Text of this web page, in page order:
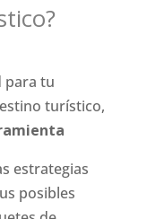
para tu
turístico,
estrategias
posibles